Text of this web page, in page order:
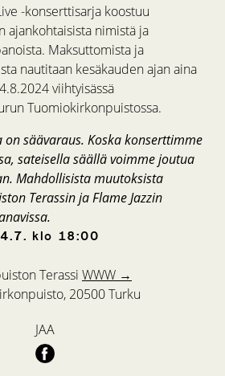
klo 18:00
Terassi WWW →
20500 Turku
JAA
-konserttisarja koostuu
ajankohtaisista nimistä ja
Maksuttomista ja
nautitaan kesäkauden ajan aina
viihtyisässä
Tuomiokirkonpuistossa.
on säävaraus. Koska konserttimme
sateisella säällä voimme joutua
Mahdollisista muutoksista
Terassin ja Flame Jazzin